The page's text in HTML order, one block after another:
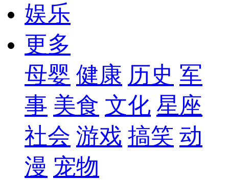
娱乐
更多
母婴 健康 历史 军
事 美食 文化 星座
社会 游戏 搞笑 动
漫 宠物